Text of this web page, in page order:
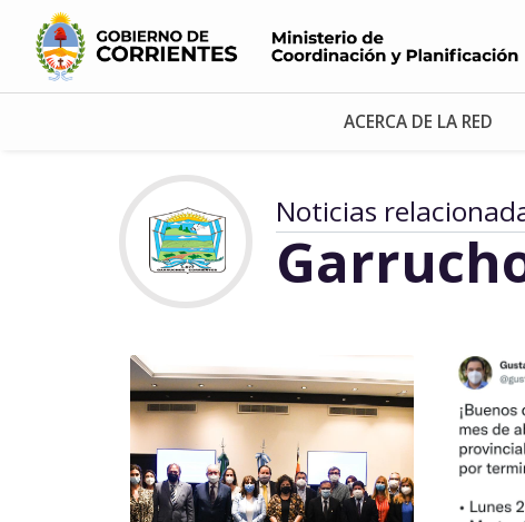
ACERCA DE LA RED
Noticias